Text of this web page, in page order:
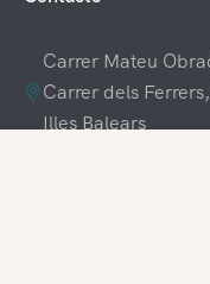
Carrer Mateu
Carrer dels
Illes Balears